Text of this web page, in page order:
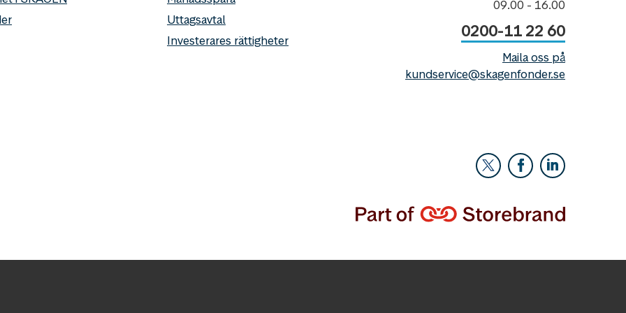
Uttagsavtal
Investerares rättigheter
09.00 - 16.00
0200-11 22 60
Maila oss på
kundservice@skagenfonder.se